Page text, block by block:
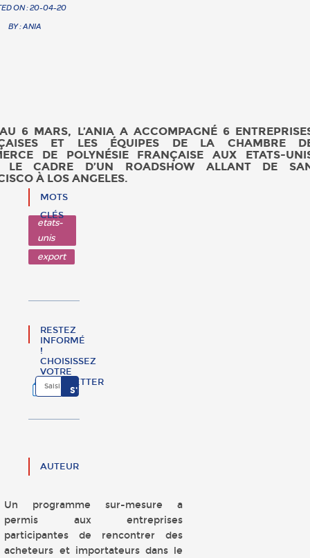
ON : 20-04-20
BY : ANIA
6 MARS, L’ANIA A ACCOMPAGNÉ 6
ET LES ÉQUIPES DE LA CHAMBRE
DE POLYNÉSIE FRANÇAISE AUX ETATS-
LE CADRE D’UN ROADSHOW ALLANT DE
À LOS ANGELES.
MOTS
CLÉS
etats-
unis
export
RESTEZ
INFORMÉ
!
CHOISISSEZ
VOTRE
NEWSLETTER
AUTEUR
Un programme sur-mesure a
permis aux entreprises
participantes de rencontrer des
acheteurs et importateurs dans le